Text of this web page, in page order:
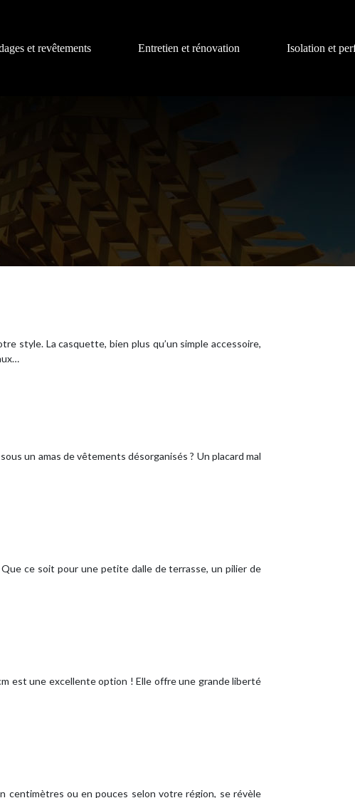
et revêtements Entretien et rénovation Isolation et
style. La casquette, bien plus qu’un simple accessoire,
un amas de vêtements désorganisés ? Un placard mal
ce soit pour une petite dalle de terrasse, un pilier de
est une excellente option ! Elle offre une grande liberté
centimètres ou en pouces selon votre région, se révèle